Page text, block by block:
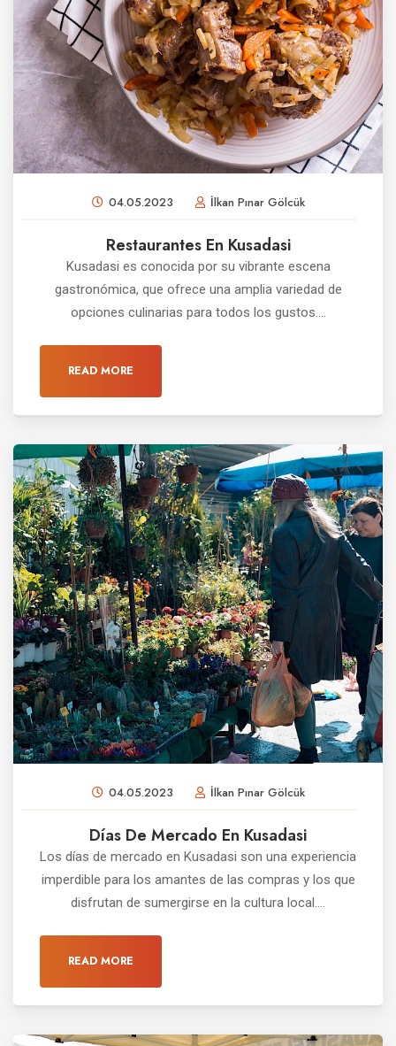
04.05.2023 İlkan Pınar Gölcük
Restaurantes En Kusadasi
Kusadasi es conocida por su vibrante escena
gastronómica, que ofrece una amplia variedad de
opciones culinarias para todos los gustos....
READ MORE
04.05.2023 İlkan Pınar Gölcük
Días De Mercado En Kusadasi
Los días de mercado en Kusadasi son una experiencia
imperdible para los amantes de las compras y los que
disfrutan de sumergirse en la cultura local....
READ MORE